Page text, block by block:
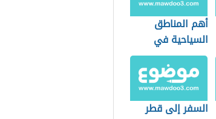
أهم المناطق
السياحية في
الجزائر
السفر إلى قطر